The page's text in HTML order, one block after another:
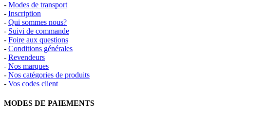
- Modes de transport
- Inscription
- Qui sommes nous?
- Suivi de commande
- Foire aux questions
- Conditions générales
- Revendeurs
- Nos marques
- Nos catégories de produits
- Vos codes client
MODES DE PAIEMENTS